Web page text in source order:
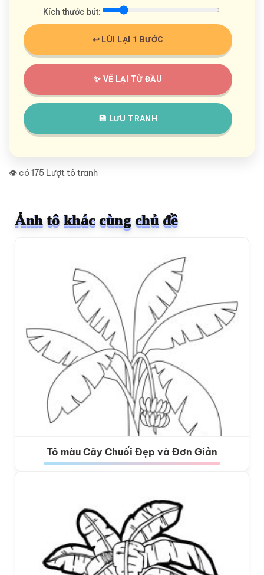
Kích thước bút:
↩️ LÙI LẠI 1 BƯỚC
✨ VẼ LẠI TỪ ĐẦU
💾 LƯU TRANH
👁️ có 175 Lượt tô tranh
Ảnh tô khác cùng chủ đề
Tô màu Cây Chuối Đẹp và Đơn Giản